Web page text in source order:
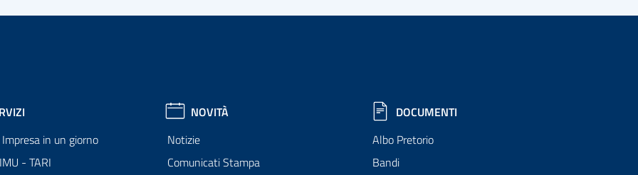
in un giorno
- TARI
NOVITÀ
Notizie
Comunicati Stampa
DOCUMENTI
Albo Pretorio
Bandi